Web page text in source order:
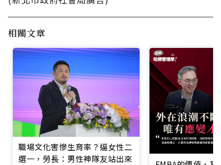
相關文章
職場文化害慘生育率？逼女性二
選一，勞長：男性神隊友站出來